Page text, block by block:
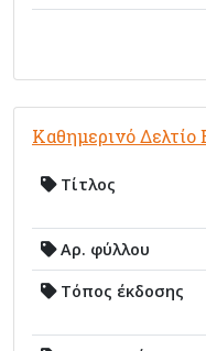
Καθημερινό Δελτίο
Τίτλος
Αρ. φύλλου
Τόπος έκδοσης